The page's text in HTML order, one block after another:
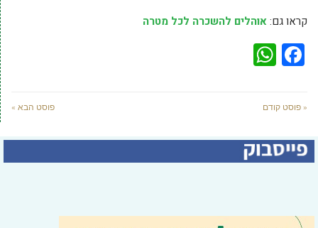
קראו גם:אוהלים להשכרה לכל מטרה
Facebook
« פוסט קודם פוסט הבא »